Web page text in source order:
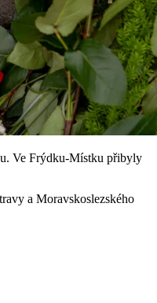
Ve Frýdku-Místku přibyly
a Moravskoslezského